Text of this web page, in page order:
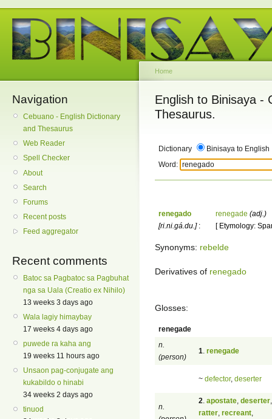
Navigation
Cebuano - English Dictionary
and Thesaurus
Web Reader
Spell Checker
About
Search
Forums
Recent posts
Feed aggregator
Recent comments
Batoc sa Pagbatoc sa Pagbuhat
nga sa Uala (Creatio ex Nihilo)
13 weeks 3 days ago
Wala lagiy himaybay
17 weeks 4 days ago
puwede ra kaha ang
19 weeks 11 hours ago
Unsaon pag-conjugate ang
kukabildo o hinabi
34 weeks 2 days ago
tinuod
Home
English to Binisaya -
Thesaurus.
Dictionary
Binisaya to English
Word:
renegado
[ri.ni.gá.du.]:
renegade (adj.)
[ Etymology:
Synonyms: rebelde
Derivatives of renegado
Glosses:
renegade
n.
(person)
1 renegade
~ defector, deserter
n.
2 apostate deserter
ratter recreant